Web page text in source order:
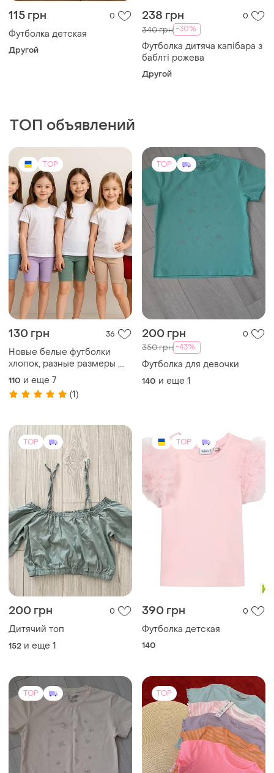
115 грн 0
Футболка детская
Другой
238 грн 0
340 грн -30%
Футболка дитяча капібара з
баблті рожева
Другой
ТОП объявлений
TOP
130 грн 36
Новые белые футболки
хлопок, разные размеры ,
110/116,
122/128,134/140,140/146,146/152.
110 и еще 7
(1)
TOP
200 грн 0
350 грн -43%
Футболка для девочки
140 и еще 1
TOP
200 грн 0
Дитячий топ
152 и еще 1
TOP
390 грн 0
Футболка детская
140
TOP TOP